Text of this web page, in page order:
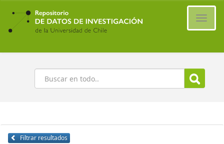
Ir
contenido
principal
Buscar
Filtrar resultados